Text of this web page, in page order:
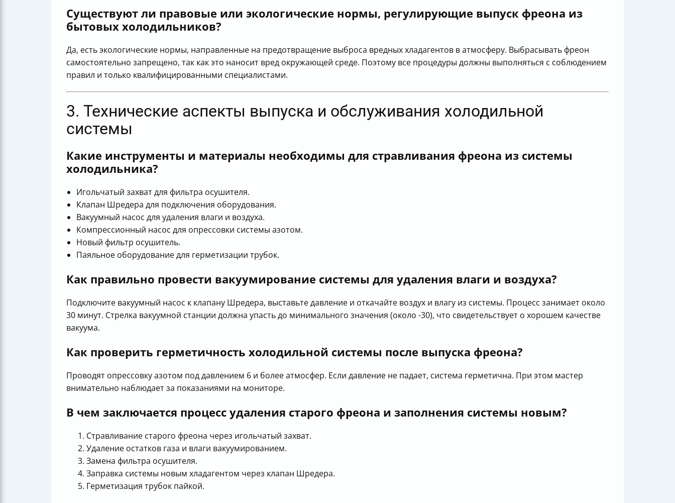
Существуют ли правовые или экологические нормы, регулирующие выпуск фреона из
бытовых холодильников?
Да, есть экологические нормы, направленные на предотвращение выброса вредных хладагентов в атмосферу. Выбрасывать фреон
самостоятельно запрещено, так как это наносит вред окружающей среде. Поэтому все процедуры должны выполняться с соблюдением
правил и только квалифицированными специалистами.
3. Технические аспекты выпуска и обслуживания холодильной
системы
Какие инструменты и материалы необходимы для стравливания фреона из системы
холодильника?
Игольчатый захват для фильтра осушителя.
Клапан Шредера для подключения оборудования.
Вакуумный насос для удаления влаги и воздуха.
Компрессионный насос для опрессовки системы азотом.
Новый фильтр осушитель.
Паяльное оборудование для герметизации трубок.
Как правильно провести вакуумирование системы для удаления влаги и воздуха?
Подключите вакуумный насос к клапану Шредера, выставьте давление и откачайте воздух и влагу из системы. Процесс занимает около
30 минут. Стрелка вакуумной станции должна упасть до минимального значения (около -30), что свидетельствует о хорошем качестве
вакуума.
Как проверить герметичность холодильной системы после выпуска фреона?
Проводят опрессовку азотом под давлением 6 и более атмосфер. Если давление не падает, система герметична. При этом мастер
внимательно наблюдает за показаниями на мониторе.
В чем заключается процесс удаления старого фреона и заполнения системы новым?
Стравливание старого фреона через игольчатый захват.
Удаление остатков газа и влаги вакуумированием.
Замена фильтра осушителя.
Заправка системы новым хладагентом через клапан Шредера.
Герметизация трубок пайкой.